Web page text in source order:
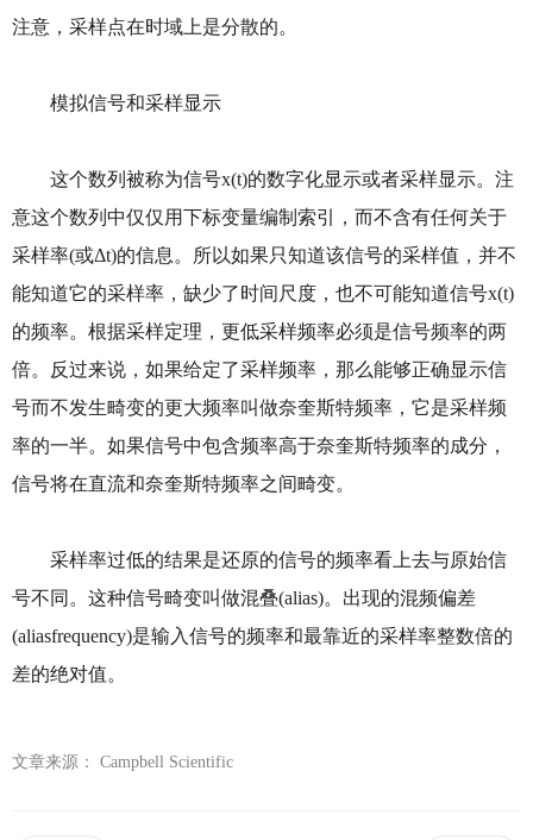
注意，采样点在时域上是分散的。
模拟信号和采样显示
这个数列被称为信号x(t)的数字化显示或者采样显示。注
意这个数列中仅仅用下标变量编制索引，而不含有任何关于
采样率(或Δt)的信息。所以如果只知道该信号的采样值，并不
能知道它的采样率，缺少了时间尺度，也不可能知道信号x(t)
的频率。根据采样定理，更低采样频率必须是信号频率的两
倍。反过来说，如果给定了采样频率，那么能够正确显示信
号而不发生畸变的更大频率叫做奈奎斯特频率，它是采样频
率的一半。如果信号中包含频率高于奈奎斯特频率的成分，
信号将在直流和奈奎斯特频率之间畸变。
采样率过低的结果是还原的信号的频率看上去与原始信
号不同。这种信号畸变叫做混叠(alias)。出现的混频偏差
(aliasfrequency)是输入信号的频率和最靠近的采样率整数倍的
差的绝对值。
文章来源： Campbell Scientific